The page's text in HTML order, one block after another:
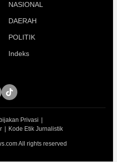
NASIONAL
DAERAH
POLITIK
Indeks
Privasi
Kode Etik Jurnalistik
All rights reserved